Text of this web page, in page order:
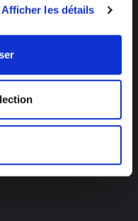
Afficher les détails